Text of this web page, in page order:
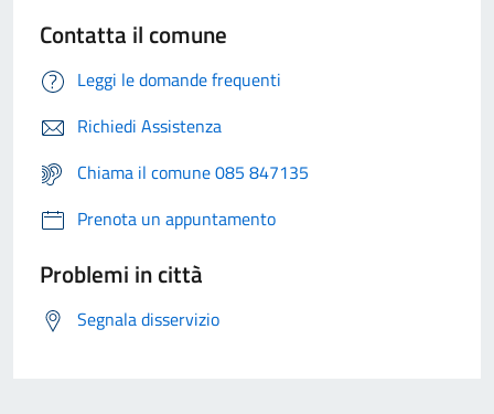
Contatta il comune
Leggi le domande frequenti
Richiedi Assistenza
Chiama il comune 085 847135
Prenota un appuntamento
Problemi in città
Segnala disservizio